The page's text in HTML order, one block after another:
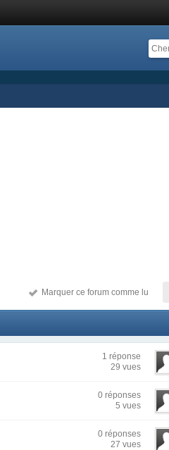
Marquer ce forum comme lu
1 réponse
29 vues
0 réponses
5 vues
0 réponses
27 vues